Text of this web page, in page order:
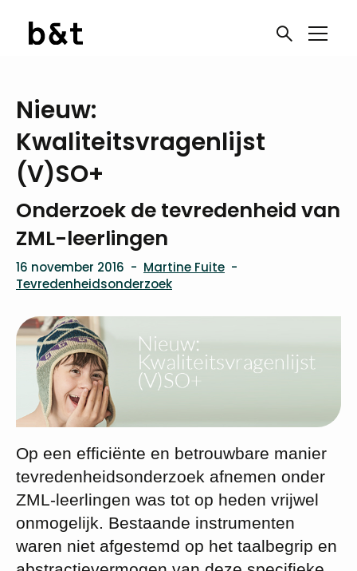
Nieuw:
Kwaliteitsvragenlijst
(V)SO+
Onderzoek de tevredenheid van
ZML-leerlingen
16 november 2016 - Martine Fuite -
Tevredenheidsonderzoek
Op een efficiënte en betrouwbare manier
tevredenheidsonderzoek afnemen onder
ZML-leerlingen was tot op heden vrijwel
onmogelijk. Bestaande instrumenten
waren niet afgestemd op het taalbegrip en